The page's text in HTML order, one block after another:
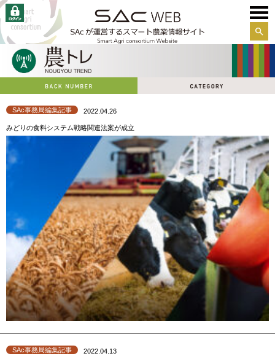
サイ
SAc事務局編集記事 2022.04.26
みどりの食料システム戦略関連法案が成立
SAc事務局編集記事 2022.04.13